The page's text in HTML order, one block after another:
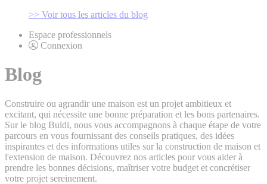
>> Voir tous les articles du blog
Espace professionnels
Connexion
Blog
Construire ou agrandir une maison est un projet ambitieux et
excitant, qui nécessite une bonne préparation et les bons partenaires.
Sur le blog Buldi, nous vous accompagnons à chaque étape de votre
parcours en vous fournissant des conseils pratiques, des idées
inspirantes et des informations utiles sur la construction de maison et
l'extension de maison. Découvrez nos articles pour vous aider à
prendre les bonnes décisions, maîtriser votre budget et concrétiser
votre projet sereinement.